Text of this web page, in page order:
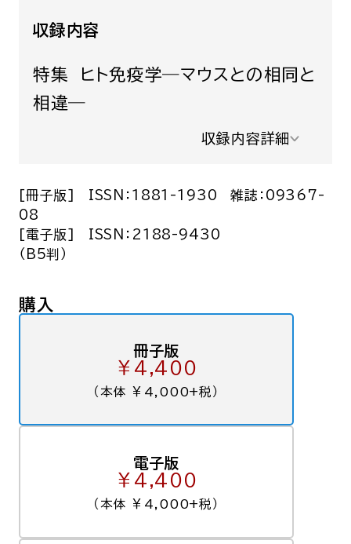
収録内容
特集 ヒト免疫学―マウスとの相同と
相違―
収録内容詳細
[冊子版] ISSN：1881-1930
雑誌：09367-
08
[電子版]
ISSN：2188-9430
（B5判）
購入
冊子版
￥4,400
（本体 ￥4,000+税）
電子版
￥4,400
（本体 ￥4,000+税）